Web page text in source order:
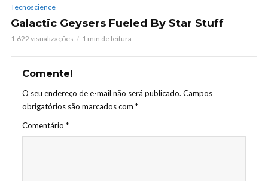
Tecnoscience
Galactic Geysers Fueled By Star Stuff
1.622 visualizações 1 min de leitura
Comente!
O seu endereço de e-mail não será publicado. Campos
obrigatórios são marcados com *
Comentário *